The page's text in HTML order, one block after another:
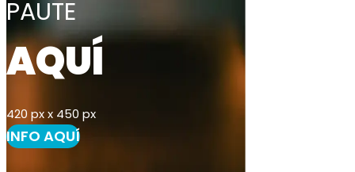
PAUTE
AQUÍ
420 px x 450 px
INFO AQUÍ